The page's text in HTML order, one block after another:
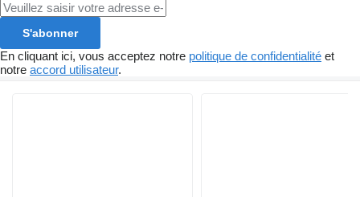
S'abonner
En cliquant ici, vous acceptez notre politique de confidentialité et
notre accord utilisateur.